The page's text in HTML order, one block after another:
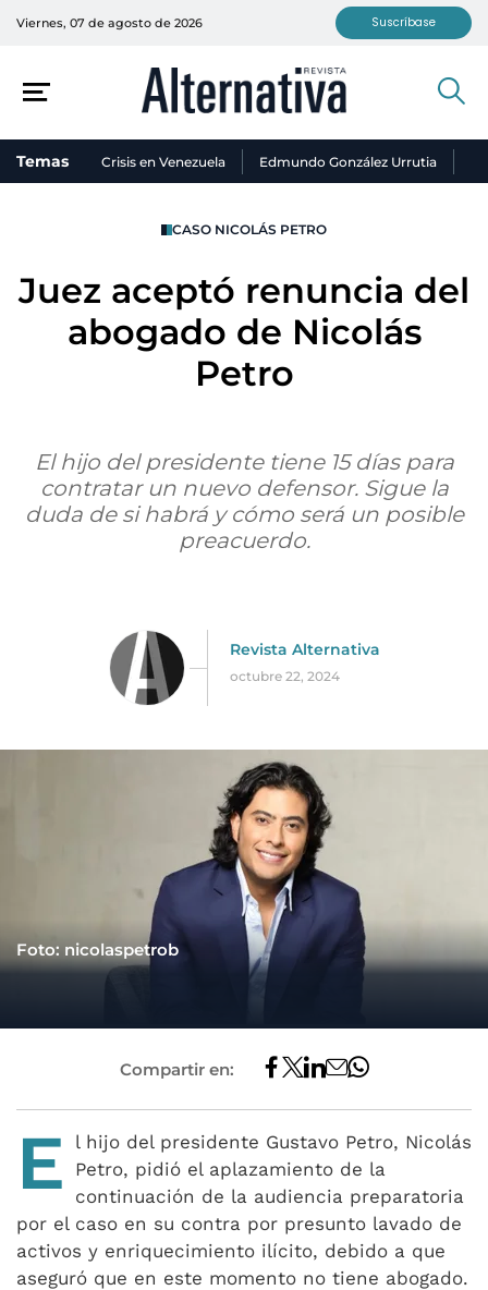
Viernes, 07 de agosto de 2026 Suscríbase
Temas Crisis en Venezuela Edmundo González Urrutia
CASO NICOLÁS PETRO
Juez aceptó renuncia del
abogado de Nicolás
Petro
El hijo del presidente tiene 15 días para
contratar un nuevo defensor. Sigue la
duda de si habrá y cómo será un posible
preacuerdo.
Revista Alternativa
octubre 22, 2024
Foto: nicolaspetrob
Compartir en:
E
l hijo del presidente Gustavo Petro, Nicolás
Petro, pidió el aplazamiento de la
continuación de la audiencia preparatoria
por el caso en su contra por presunto lavado de
activos y enriquecimiento ilícito, debido a que
aseguró que en este momento no tiene abogado.